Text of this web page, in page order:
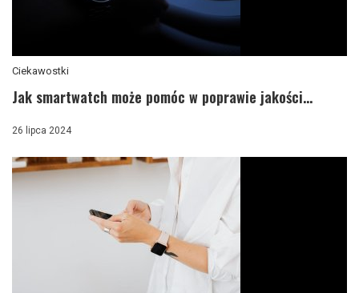
Ciekawostki
Jak smartwatch może pomóc w poprawie jakości...
26 lipca 2024